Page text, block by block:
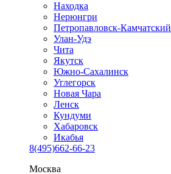
Находка
Нерюнгри
Петропавловск-Камчатский
Улан-Удэ
Чита
Якутск
Южно-Сахалинск
Углегорск
Новая Чара
Ленск
Кундуми
Хабаровск
Икабья
8(495)662-66-23
Москва